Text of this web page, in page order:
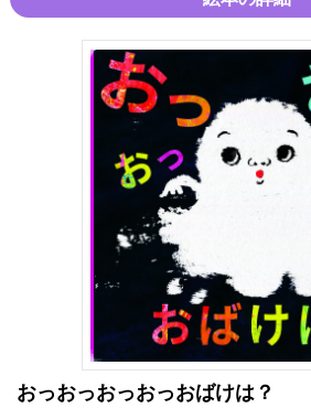
おっおっおっおっおばけは？